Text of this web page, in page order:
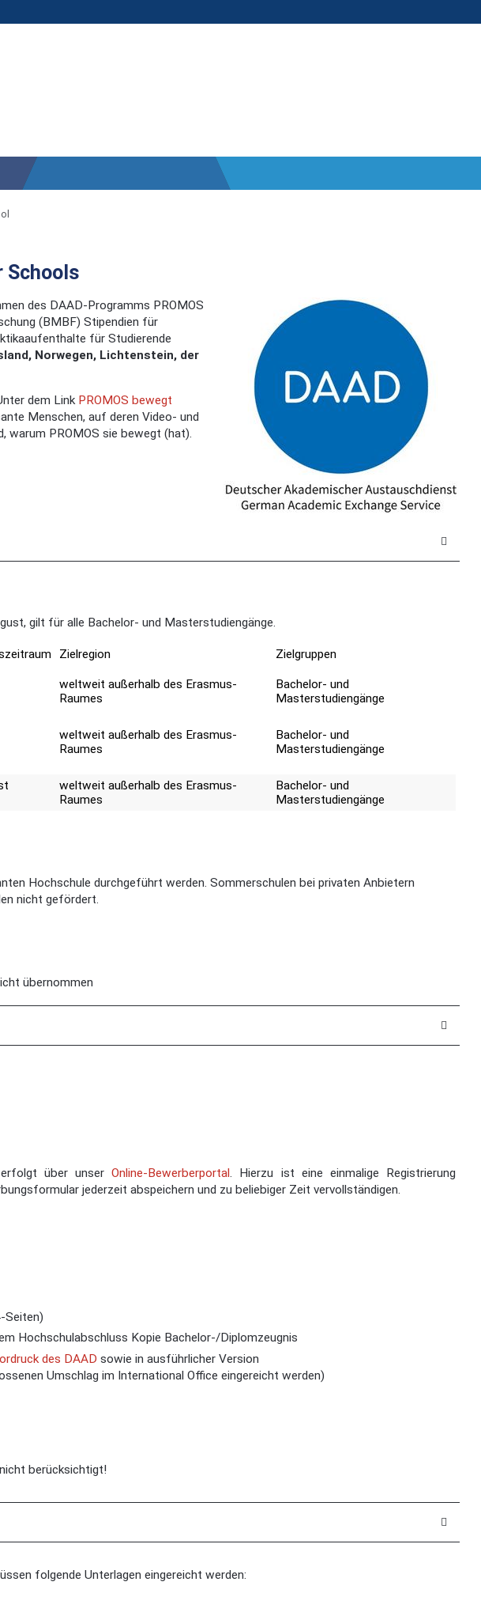
Schools
des DAAD-Programms PROMOS
(BMBF) Stipendien für
für Studierende
Norwegen, Lichtenstein, der
dem Link PROMOS bewegt
Menschen, auf deren Video- und
warum PROMOS sie bewegt (hat).
gilt für alle Bachelor- und Masterstudiengänge.
Zielregion Zielgruppen
weltweit außerhalb des Erasmus-
Raumes
Bachelor- und
Masterstudiengänge
weltweit außerhalb des Erasmus-
Raumes
Bachelor- und
Masterstudiengänge
weltweit außerhalb des Erasmus-
Raumes
Bachelor- und
Masterstudiengänge
Hochschule durchgeführt werden. Sommerschulen bei privaten Anbietern
nicht gefördert.
übernommen
erfolgt über unserOnline-Bewerberportal. Hierzu ist eine einmalige Registrierung
jederzeit abspeichern und zu beliebiger Zeit vervollständigen.
Seiten)
Hochschulabschluss Kopie Bachelor-/Diplomzeugnis
des DAAD sowie in ausführlicher Version
Umschlag im International Office eingereicht werden)
berücksichtigt!
folgende Unterlagen eingereicht werden: